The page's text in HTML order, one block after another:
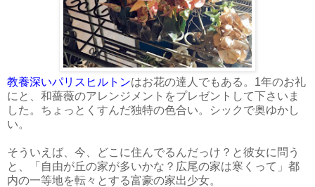
教養深いパリスヒルトンはお花の達人でもある。1年のお礼
にと、和薔薇のアレンジメントをプレゼントして下さいま
した。ちょっとくすんだ独特の色合い。シックで奥ゆかし
い。
そういえば、今、どこに住んでるんだっけ？と彼女に問う
と、「自由が丘の家が多いかな？広尾の家は寒くって」都
内の一等地を転々とする富豪の家出少女。